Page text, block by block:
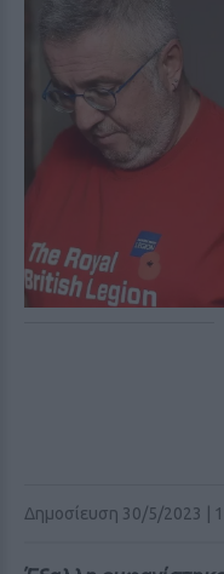
Δημοσίευση 30/5/2023 |